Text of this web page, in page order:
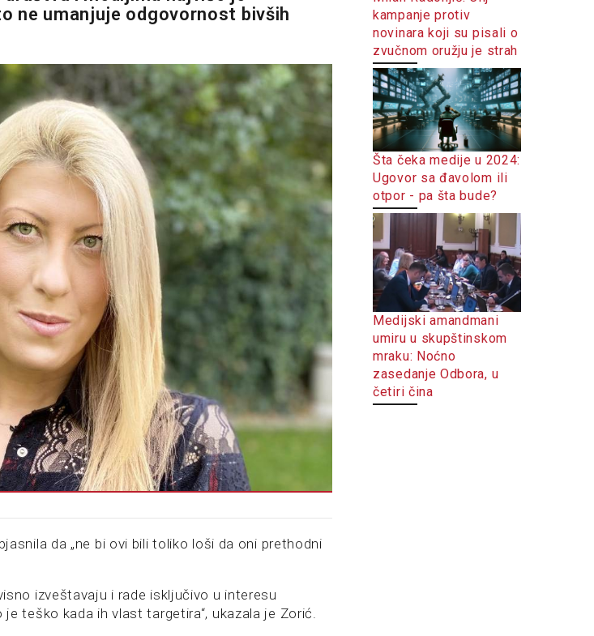
ne umanjuje odgovornost bivših
da „ne bi ovi bili toliko loši da oni prethodni
izveštavaju i rade isključivo u interesu
teško kada ih vlast targetira“, ukazala je Zorić.
kampanje protiv
novinara koji su pisali o
zvučnom oružju je strah
Šta čeka medije u 2024:
Ugovor sa đavolom ili
otpor - pa šta bude?
Medijski amandmani
umiru u skupštinskom
mraku: Noćno
zasedanje Odbora, u
četiri čina